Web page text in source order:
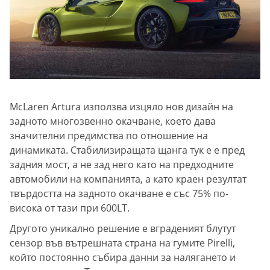
McLaren Artura използва изцяло нов дизайн на
задното многозвенно окачване, което дава
значителни предимства по отношение на
динамиката. Стабилизиращата щанга тук е е пред
задния мост, а не зад него като на предходните
автомобили на компанията, а като краен резултат
твърдостта на задното окачване е със 75% по-
висока от тази при 600LT.
Другото уникално решение е вграденият блутут
сензор във вътрешната страна на гумите Pirelli,
който постоянно събира данни за налягането и